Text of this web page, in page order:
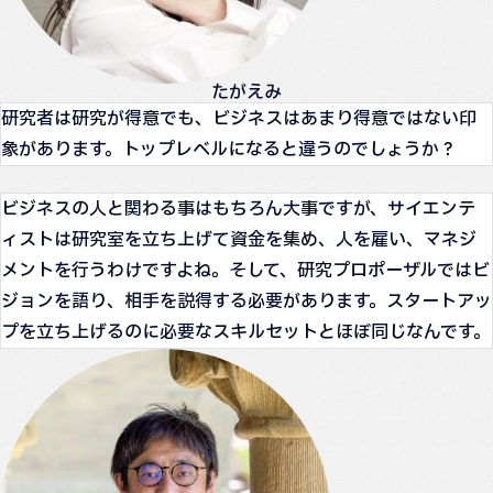
たがえみ
研究者は研究が得意でも、ビジネスはあまり得意ではない印
象があります。トップレベルになると違うのでしょうか？
ビジネスの人と関わる事はもちろん大事ですが、サイエンテ
ィストは研究室を立ち上げて資金を集め、人を雇い、マネジ
メントを行うわけですよね。そして、研究プロポーザルではビ
ジョンを語り、相手を説得する必要があります。スタートアッ
プを立ち上げるのに必要なスキルセットとほぼ同じなんです。